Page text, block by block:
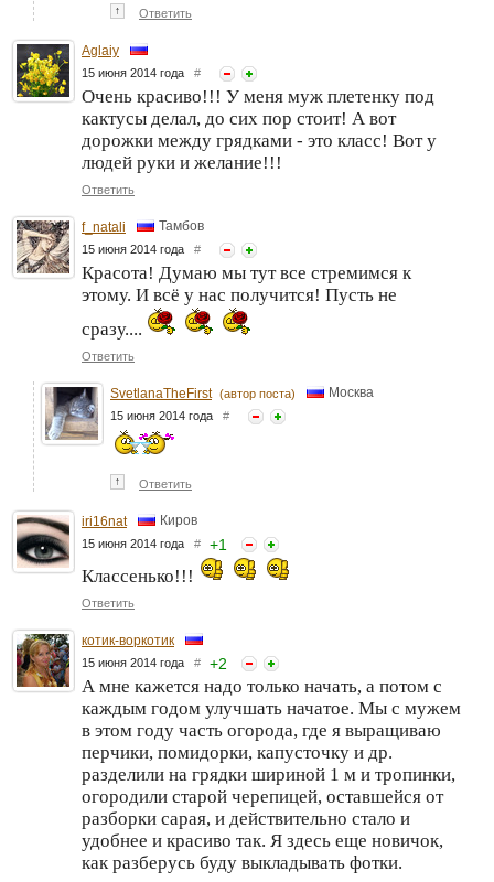
↑ Ответить
Aglaiy
15 июня 2014 года #
Очень красиво!!! У меня муж плетенку под
кактусы делал, до сих пор стоит! А вот
дорожки между грядками - это класс! Вот у
людей руки и желание!!!
Ответить
f_natali Тамбов
15 июня 2014 года #
Красота! Думаю мы тут все стремимся к
этому. И всё у нас получится! Пусть не
сразу....
Ответить
SvetlanaTheFirst (автор поста) Москва
15 июня 2014 года #
↑ Ответить
iri16nat Киров
15 июня 2014 года # +1
Классенько!!!
Ответить
котик-воркотик
15 июня 2014 года # +2
А мне кажется надо только начать, а потом с
каждым годом улучшать начатое. Мы с мужем
в этом году часть огорода, где я выращиваю
перчики, помидорки, капусточку и др.
разделили на грядки шириной 1 м и тропинки,
огородили старой черепицей, оставшейся от
разборки сарая, и действительно стало и
удобнее и красиво так. Я здесь еще новичок,
как разберусь буду выкладывать фотки.